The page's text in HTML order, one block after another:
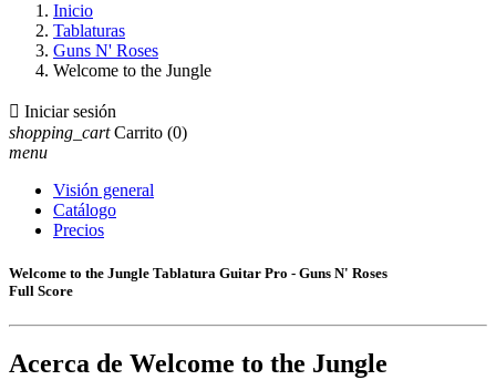
Inicio
Tablaturas
Guns N' Roses
Welcome to the Jungle
 Iniciar sesión
shopping_cart Carrito (0)
menu
Visión general
Catálogo
Precios
Welcome to the Jungle Tablatura Guitar Pro - Guns N' Roses
Full Score
Acerca de Welcome to the Jungle